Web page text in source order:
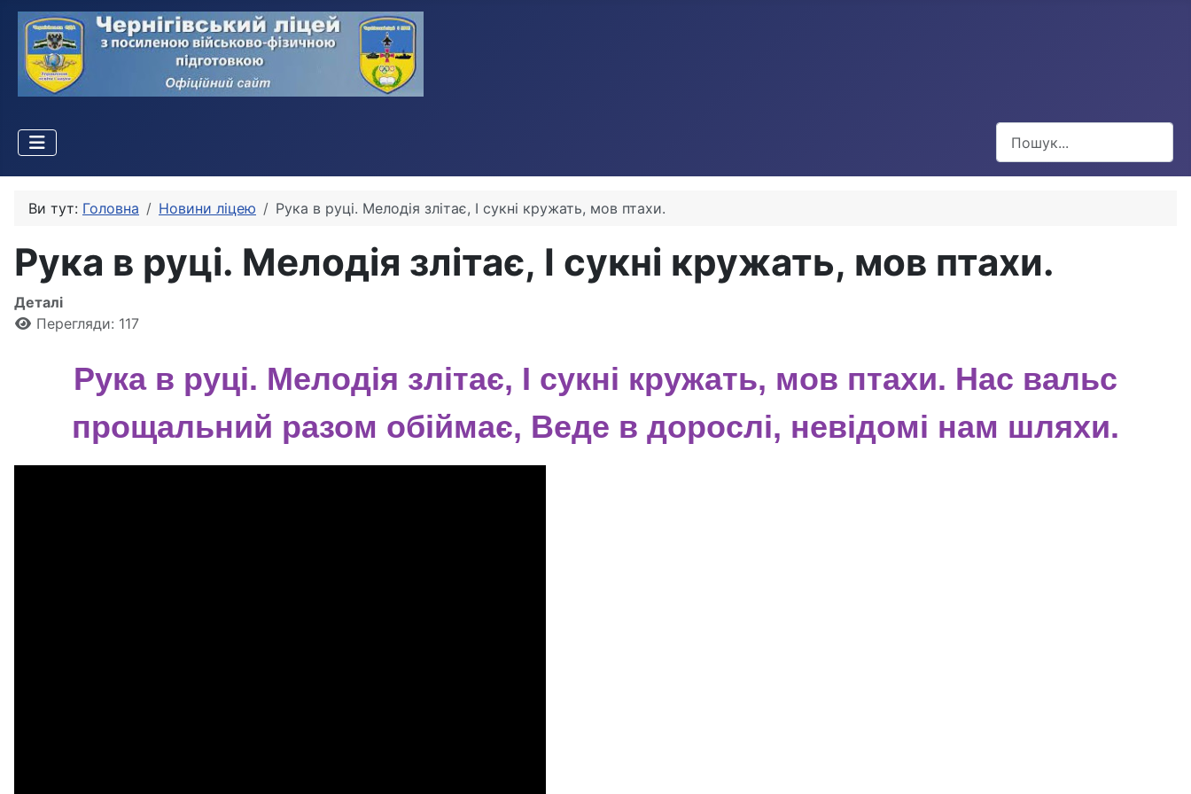
Ви тут: Головна Новини ліцею Рука в руці. Мелодія злітає, І сукні кружать, мов птахи.
Рука в руці. Мелодія злітає, І сукні кружать, мов птахи.
Деталі
Перегляди: 117
Рука в руці. Мелодія злітає, І сукні кружать, мов птахи. Нас вальс
прощальний разом обіймає, Веде в дорослі, невідомі нам шляхи.